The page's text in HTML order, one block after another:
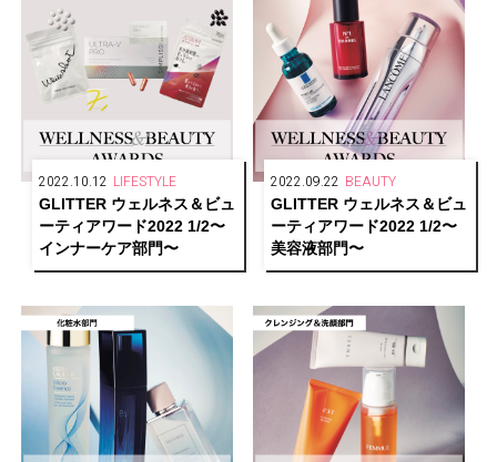
2022.10.12 LIFESTYLE
GLITTER ウェルネス＆ビュ
ーティアワード2022 1/2〜
インナーケア部門〜
2022.09.22 BEAUTY
GLITTER ウェルネス＆ビュ
ーティアワード2022 1/2〜
美容液部門〜